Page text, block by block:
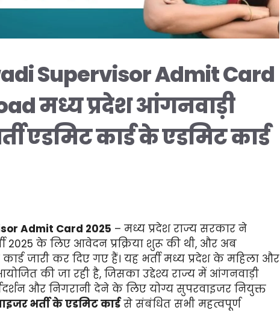
Supervisor Admit Card
मध्य प्रदेश आंगनवाड़ी
एडमिट कार्ड के एडमिट कार्ड
Admit Card 2025 – मध्य प्रदेश राज्य सरकार ने
2025 के लिए आवेदन प्रक्रिया शुरू की थी, और अब
जारी कर दिए गए हैं। यह भर्ती मध्य प्रदेश के महिला और
की जा रही है, जिसका उद्देश्य राज्य में आंगनवाड़ी
और निगरानी देने के लिए योग्य सुपरवाइजर नियुक्त
भर्ती के एडमिट कार्डसे संबंधित सभी महत्वपूर्ण